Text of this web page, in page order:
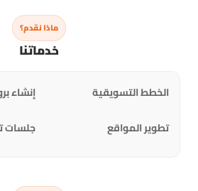
ماذا نقدم؟
خدماتنا
الخطط التسويقية
إنشاء
تطوير المواقع
جلسات